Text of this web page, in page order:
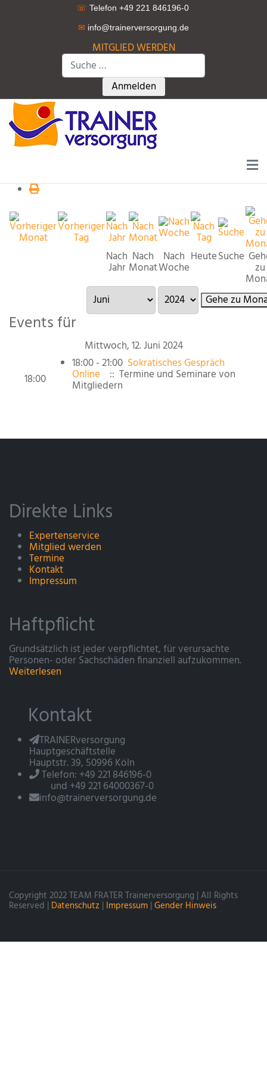
☏ Telefon +49 221 846196-0
✉ info@trainerversorgung.de
MITGLIED WERDEN
Suchen
Type 2 or more characters for
Anmelden
Nach
Jahr
Nach
Monat
Nach
Woche
HeuteSuche
zu
Gehe zu
Events für
Mittwoch, 12. Juni 2024
18:00
18:00 - 21:00 Sokratisches Gespräch
Online :: Termine und Seminare von
Mitgliedern
Direkte Links
Expertenservice
Mitglied werden
Termine
Kontakt
Impressum
Haftpflicht
Grundsätzlich ist jeder verpflichtet, für verursachte
Personen- oder Sachschäden finanziell aufzukommen.
Weiterlesen
Kontakt
TRAINERversorgung
Hauptgeschäftstelle
Hauptstr. 39, 50996 Köln
Telefon: +49 221 846196-0
und +49 221 64000367-0
info@trainerversorgung.de
Copyright 2022 TEAM FRATER Trainerversorgung | All Rights
Reserved | Datenschutz | Impressum | Gender Hinweis